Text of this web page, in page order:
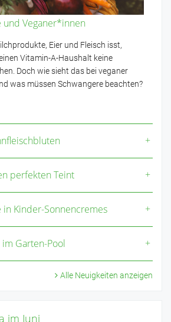
und Veganer*innen
Eier und Fleisch isst,
Vitamin-A-Haushalt keine
Doch wie sieht das bei veganer
was müssen Schwangere beachten?
perfekten Teint
Kinder-Sonnencremes
Garten-Pool
Alle Neuigkeiten anzeigen
im Juni